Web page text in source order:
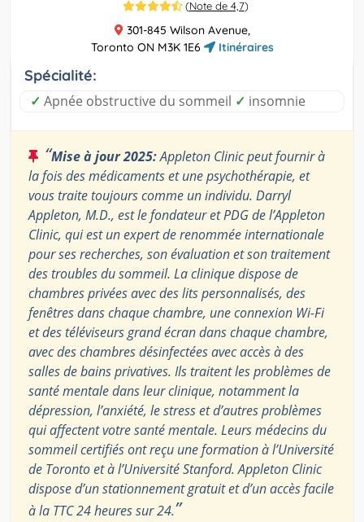
(Note de 4,7)
301-845 Wilson Avenue,
Toronto ON M3K 1E6
Itinéraires
Spécialité:
✓ Apnée obstructive du sommeil ✓ insomnie
“Mise à jour 2025:Appleton Clinic peut fournir à
la fois des médicaments et une psychothérapie, et
vous traite toujours comme un individu. Darryl
Appleton, M.D., est le fondateur et PDG de l’Appleton
Clinic, qui est un expert de renommée internationale
pour ses recherches, son évaluation et son traitement
des troubles du sommeil. La clinique dispose de
chambres privées avec des lits personnalisés, des
fenêtres dans chaque chambre, une connexion Wi-Fi
et des téléviseurs grand écran dans chaque chambre,
avec des chambres désinfectées avec accès à des
salles de bains privatives. Ils traitent les problèmes de
santé mentale dans leur clinique, notamment la
dépression, l’anxiété, le stress et d’autres problèmes
qui affectent votre santé mentale. Leurs médecins du
sommeil certifiés ont reçu une formation à l’Université
de Toronto et à l’Université Stanford. Appleton Clinic
dispose d’un stationnement gratuit et d’un accès facile
à la TTC 24 heures sur 24.”